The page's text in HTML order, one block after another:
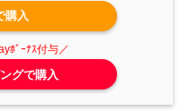
購入
グで購入